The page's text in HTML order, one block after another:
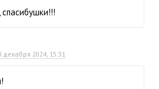
декабря 2024, 15:31